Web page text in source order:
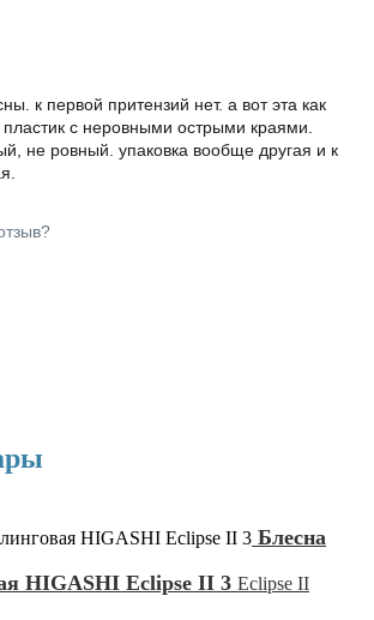
к первой притензий нет. а вот эта как
с неровными острыми краями.
не ровный. упаковка вообще другая и к
Блесна
HIGASHI Eclipse II 3 Eclipse II